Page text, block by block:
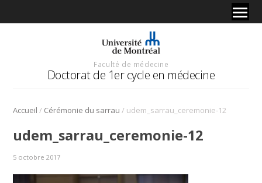
Faculté de médecine
Doctorat de 1er cycle en médecine
Accueil / Cérémonie du sarrau / udem_sarrau_ceremonie-12
udem_sarrau_ceremonie-12
5 octobre 2017